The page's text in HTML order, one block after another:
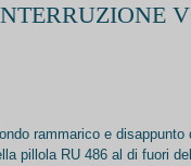
rammarico e disappunto
pillola RU 486 al di fuori